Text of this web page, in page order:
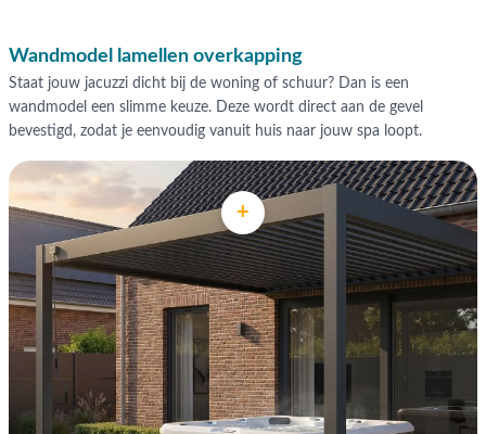
Wandmodel lamellen overkapping
Staat jouw jacuzzi dicht bij de woning of schuur? Dan is een
wandmodel een slimme keuze. Deze wordt direct aan de gevel
bevestigd, zodat je eenvoudig vanuit huis naar jouw spa loopt.